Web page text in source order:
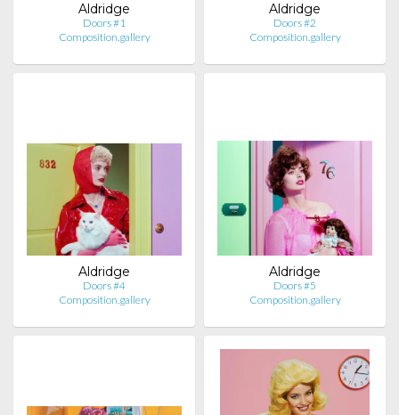
Aldridge
Doors #1
Composition.gallery
Aldridge
Doors #2
Composition.gallery
Aldridge
Doors #4
Composition.gallery
Aldridge
Doors #5
Composition.gallery